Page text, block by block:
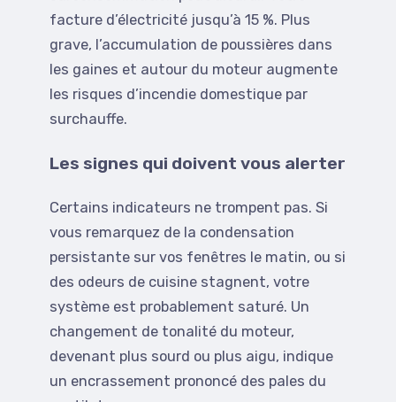
facture d’électricité jusqu’à 15 %. Plus
grave, l’accumulation de poussières dans
les gaines et autour du moteur augmente
les risques d’incendie domestique par
surchauffe.
Les signes qui doivent vous alerter
Certains indicateurs ne trompent pas. Si
vous remarquez de la condensation
persistante sur vos fenêtres le matin, ou si
des odeurs de cuisine stagnent, votre
système est probablement saturé. Un
changement de tonalité du moteur,
devenant plus sourd ou plus aigu, indique
un encrassement prononcé des pales du